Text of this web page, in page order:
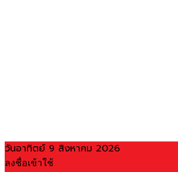
วันอาทิตย์ 9 สิงหาคม 2026
ลงชื่อเข้าใช้